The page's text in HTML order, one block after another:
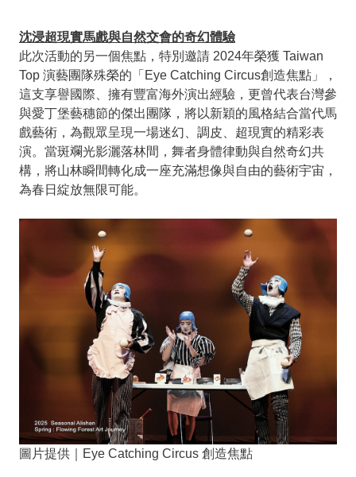
沈浸超現實馬戲與自然交會的奇幻體驗
此次活動的另一個焦點，特別邀請 2024年榮獲 Taiwan
Top 演藝團隊殊榮的「Eye Catching Circus創造焦點」，
這支享譽國際、擁有豐富海外演出經驗，更曾代表台灣參
與愛丁堡藝穗節的傑出團隊，將以新穎的風格結合當代馬
戲藝術，為觀眾呈現一場迷幻、調皮、超現實的精彩表
演。當斑斕光影灑落林間，舞者身體律動與自然奇幻共
構，將山林瞬間轉化成一座充滿想像與自由的藝術宇宙，
為春日綻放無限可能。
圖片提供｜Eye Catching Circus 創造焦點